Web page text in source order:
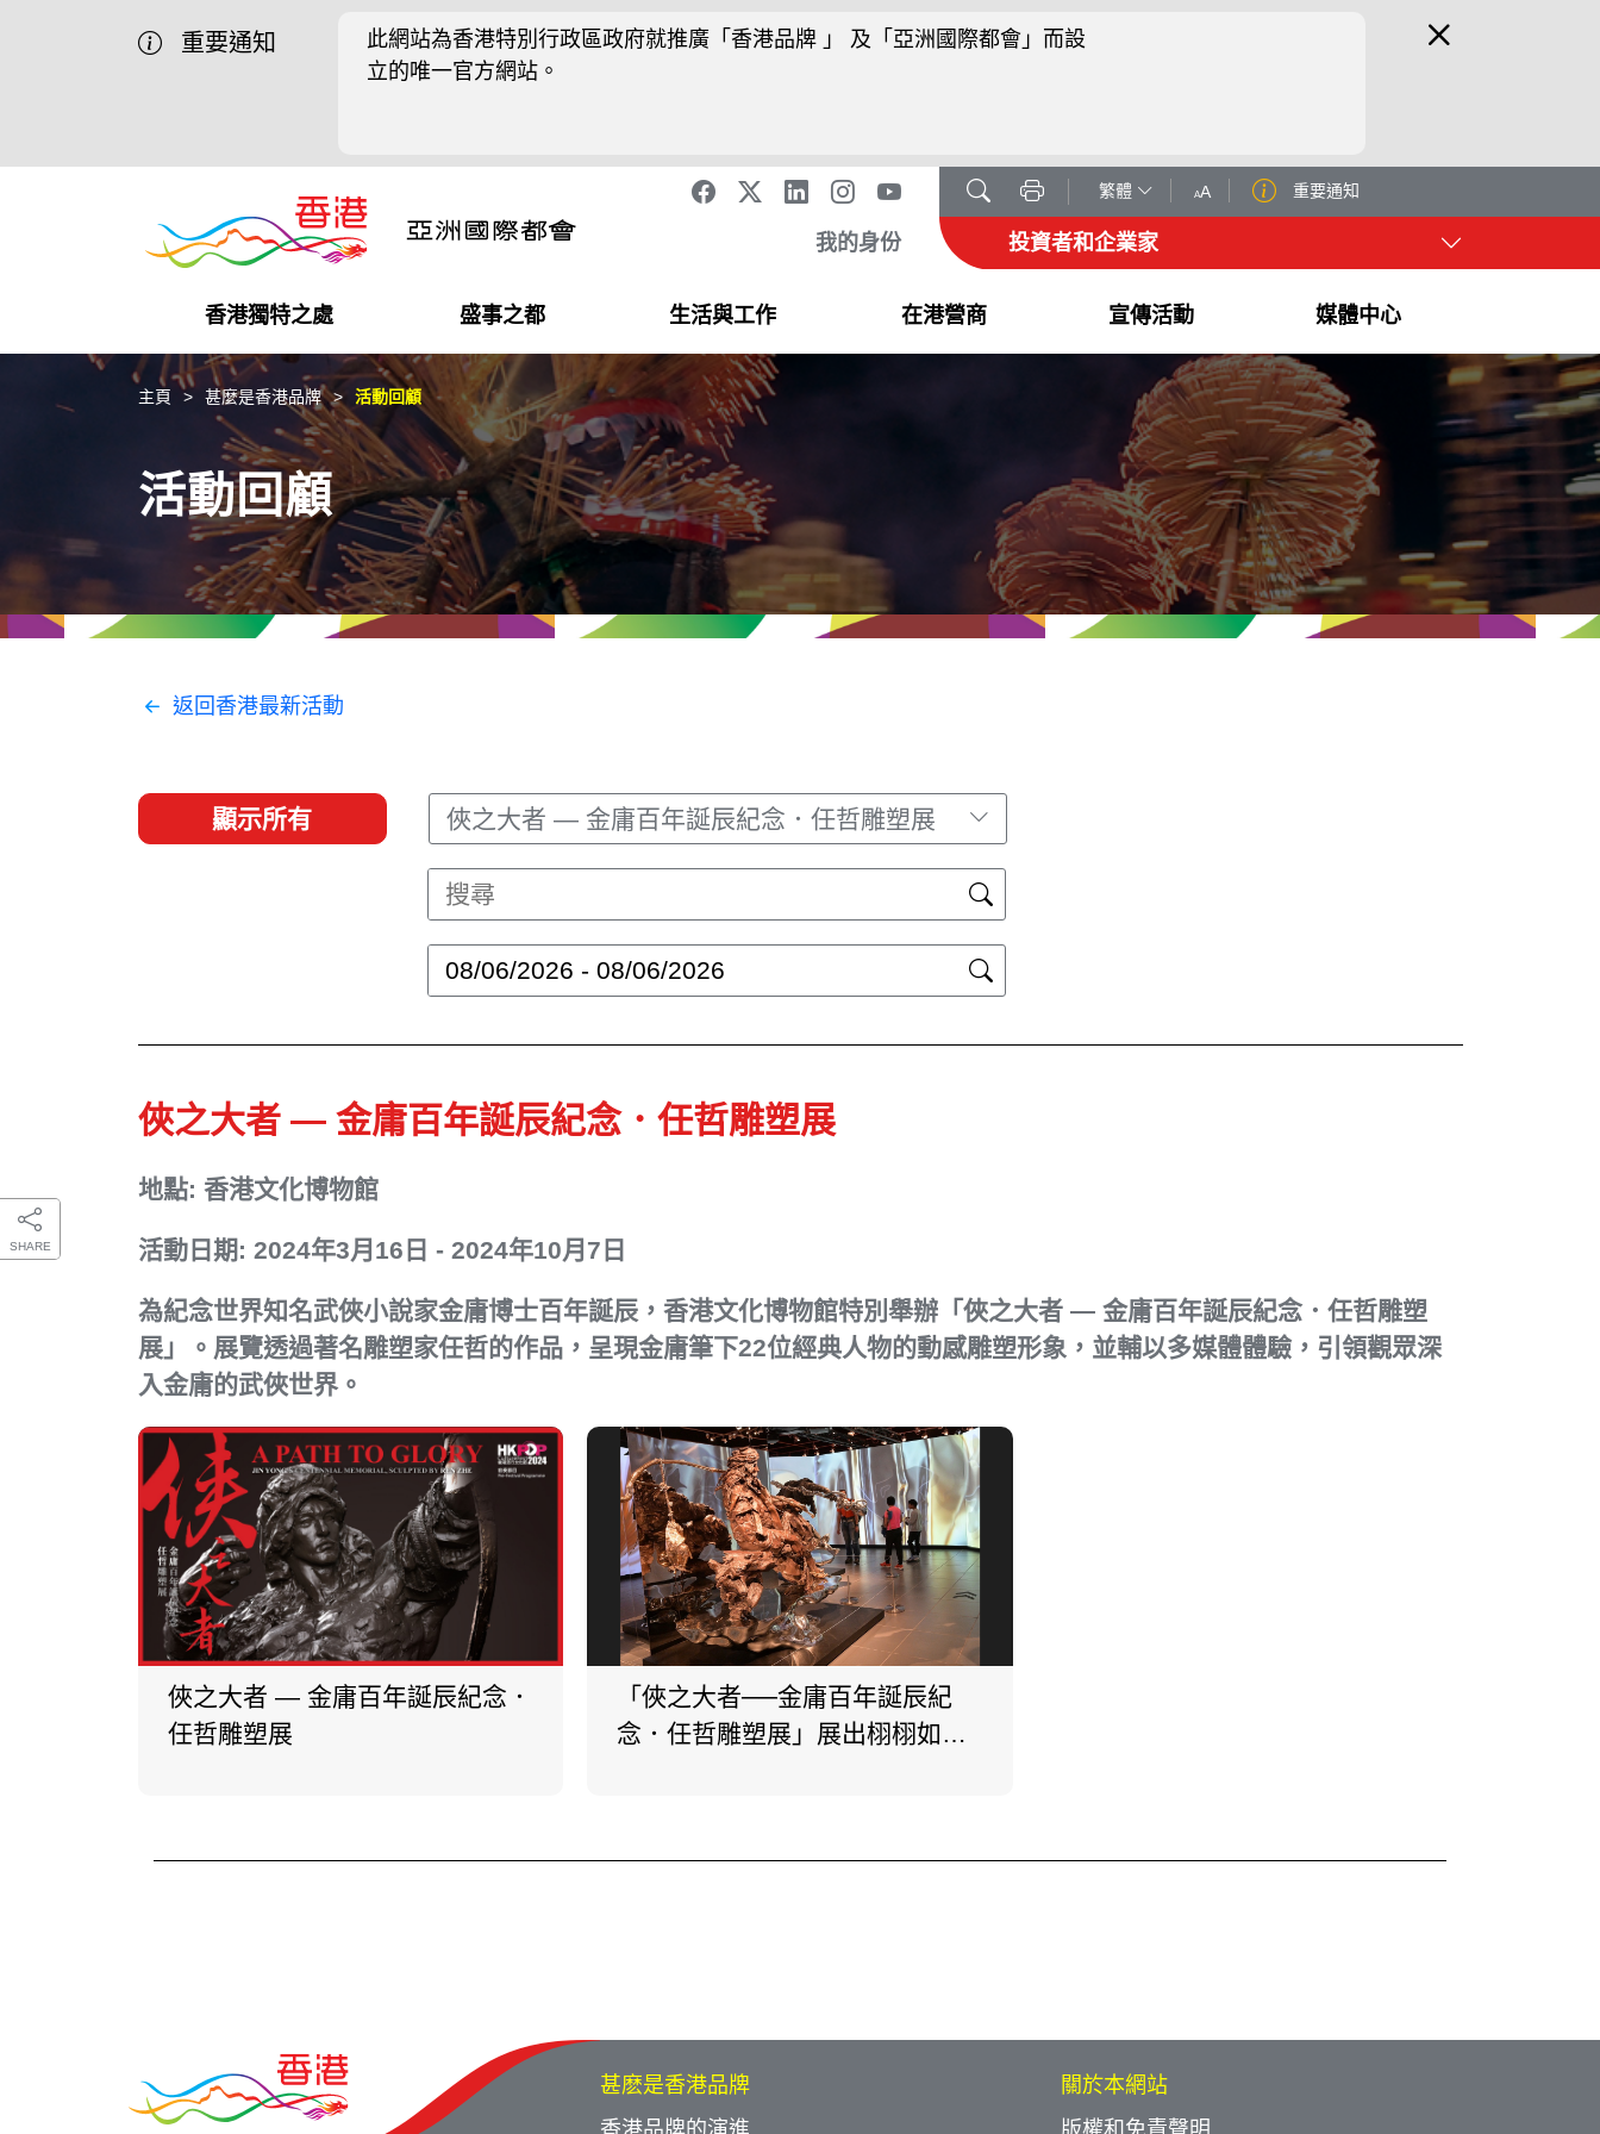
重要通知
此網站為香港特別行政區政府就推廣「香港品牌 」 及「亞洲國際都會」而設
立的唯一官方網站。
繁體 AA 重要通知
我的身份 投資者和企業家
香港獨特之處
營商機會
獨特優勢
盛事之都
盛事之都
最新活動精選
生活與工作
在港工作
都會生活
在港營商
在港創業
初創企業
商業網絡
經貿協定
宣傳活動
推廣香港@中國內地
推廣香港@中東
推廣香港@粵港澳大灣區
推廣香港@東盟
媒體中心
最新資訊
媒體資訊
社交媒體
資源
SHARE
主頁 甚麼是香港品牌 活動回顧
活動回顧
返回香港最新活動
顯示所有 俠之大者 — 金庸百年誕辰紀念．任哲雕塑展
俠之大者 — 金庸百年誕辰紀念．任哲雕塑展
地點: 香港文化博物館
活動日期: 2024年3月16日 - 2024年10月7日
為紀念世界知名武俠小說家金庸博士百年誕辰，香港文化博物館特別舉辦「俠之大者 — 金庸百年誕辰紀念．任哲雕塑
展」。展覽透過著名雕塑家任哲的作品，呈現金庸筆下22位經典人物的動感雕塑形象，並輔以多媒體體驗，引領觀眾深
入金庸的武俠世界。
俠之大者 — 金庸百年誕辰紀念．
任哲雕塑展
「俠之大者──金庸百年誕辰紀
念．任哲雕塑展」展出栩栩如生
甚麽是香港品牌
關於本網站